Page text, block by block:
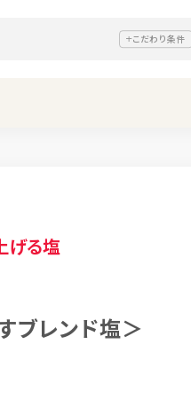
こだわり条件
げる塩
ブレンド塩＞